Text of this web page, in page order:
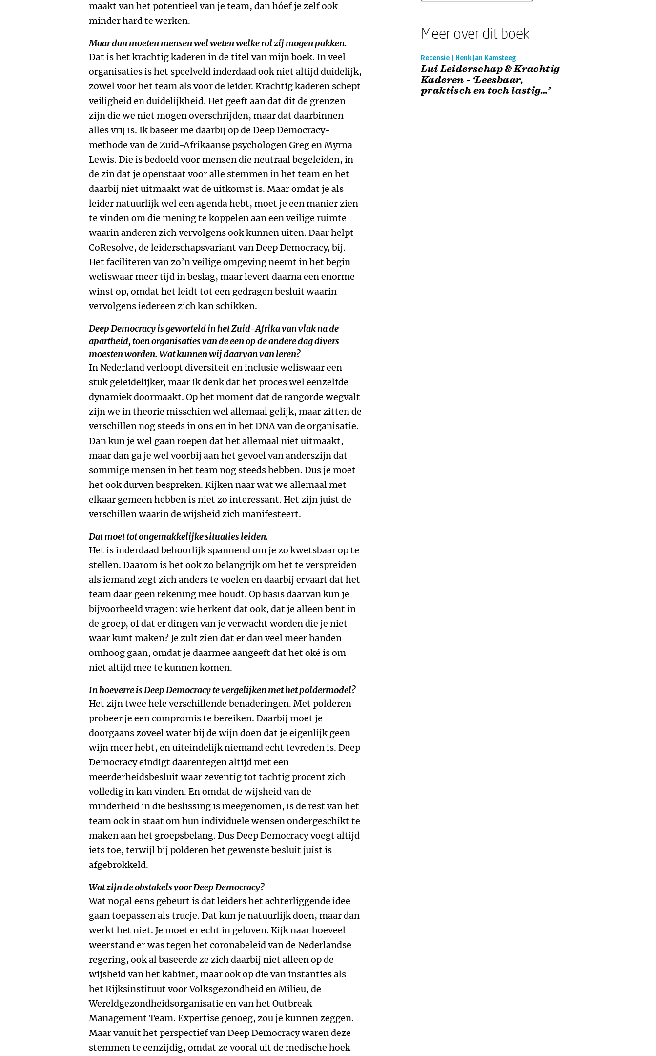
maakt van het potentieel van je team, dan hóef je zelf ook
minder hard te werken.
Maar dan moeten mensen wel weten welke rol zíj mogen pakken.
Dat is het krachtig kaderen in de titel van mijn boek. In veel
organisaties is het speelveld inderdaad ook niet altijd duidelijk,
zowel voor het team als voor de leider. Krachtig kaderen schept
veiligheid en duidelijkheid. Het geeft aan dat dit de grenzen
zijn die we niet mogen overschrijden, maar dat daarbinnen
alles vrij is. Ik baseer me daarbij op de Deep Democracy-
methode van de Zuid-Afrikaanse psychologen Greg en Myrna
Lewis. Die is bedoeld voor mensen die neutraal begeleiden, in
de zin dat je openstaat voor alle stemmen in het team en het
daarbij niet uitmaakt wat de uitkomst is. Maar omdat je als
leider natuurlijk wel een agenda hebt, moet je een manier zien
te vinden om die mening te koppelen aan een veilige ruimte
waarin anderen zich vervolgens ook kunnen uiten. Daar helpt
CoResolve, de leiderschapsvariant van Deep Democracy, bij.
Het faciliteren van zo’n veilige omgeving neemt in het begin
weliswaar meer tijd in beslag, maar levert daarna een enorme
winst op, omdat het leidt tot een gedragen besluit waarin
vervolgens iedereen zich kan schikken.
Deep Democracy is geworteld in het Zuid-Afrika van vlak na de
apartheid, toen organisaties van de een op de andere dag divers
moesten worden. Wat kunnen wij daarvan van leren?
In Nederland verloopt diversiteit en inclusie weliswaar een
stuk geleidelijker, maar ik denk dat het proces wel eenzelfde
dynamiek doormaakt. Op het moment dat de rangorde wegvalt
zijn we in theorie misschien wel allemaal gelijk, maar zitten de
verschillen nog steeds in ons en in het DNA van de organisatie.
Dan kun je wel gaan roepen dat het allemaal niet uitmaakt,
maar dan ga je wel voorbij aan het gevoel van anderszijn dat
sommige mensen in het team nog steeds hebben. Dus je moet
het ook durven bespreken. Kijken naar wat we allemaal met
elkaar gemeen hebben is niet zo interessant. Het zijn juist de
verschillen waarin de wijsheid zich manifesteert.
Dat moet tot ongemakkelijke situaties leiden.
Het is inderdaad behoorlijk spannend om je zo kwetsbaar op te
stellen. Daarom is het ook zo belangrijk om het te verspreiden
als iemand zegt zich anders te voelen en daarbij ervaart dat het
team daar geen rekening mee houdt. Op basis daarvan kun je
bijvoorbeeld vragen: wie herkent dat ook, dat je alleen bent in
de groep, of dat er dingen van je verwacht worden die je niet
waar kunt maken? Je zult zien dat er dan veel meer handen
omhoog gaan, omdat je daarmee aangeeft dat het oké is om
niet altijd mee te kunnen komen.
In hoeverre is Deep Democracy te vergelijken met het poldermodel?
Het zijn twee hele verschillende benaderingen. Met polderen
probeer je een compromis te bereiken. Daarbij moet je
doorgaans zoveel water bij de wijn doen dat je eigenlijk geen
wijn meer hebt, en uiteindelijk niemand echt tevreden is. Deep
Democracy eindigt daarentegen altijd met een
meerderheidsbesluit waar zeventig tot tachtig procent zich
volledig in kan vinden. En omdat de wijsheid van de
minderheid in die beslissing is meegenomen, is de rest van het
team ook in staat om hun individuele wensen ondergeschikt te
maken aan het groepsbelang. Dus Deep Democracy voegt altijd
iets toe, terwijl bij polderen het gewenste besluit juist is
afgebrokkeld.
Wat zijn de obstakels voor Deep Democracy?
Wat nogal eens gebeurt is dat leiders het achterliggende idee
gaan toepassen als trucje. Dat kun je natuurlijk doen, maar dan
werkt het niet. Je moet er echt in geloven. Kijk naar hoeveel
weerstand er was tegen het coronabeleid van de Nederlandse
regering, ook al baseerde ze zich daarbij niet alleen op de
wijsheid van het kabinet, maar ook op die van instanties als
het Rijksinstituut voor Volksgezondheid en Milieu, de
Wereldgezondheidsorganisatie en van het Outbreak
Management Team. Expertise genoeg, zou je kunnen zeggen.
Maar vanuit het perspectief van Deep Democracy waren deze
stemmen te eenzijdig, omdat ze vooral uit de medische hoek
Meer over dit boek
Recensie | Henk Jan Kamsteeg
Lui Leiderschap & Krachtig
Kaderen - ‘Leesbaar,
praktisch en toch lastig…’